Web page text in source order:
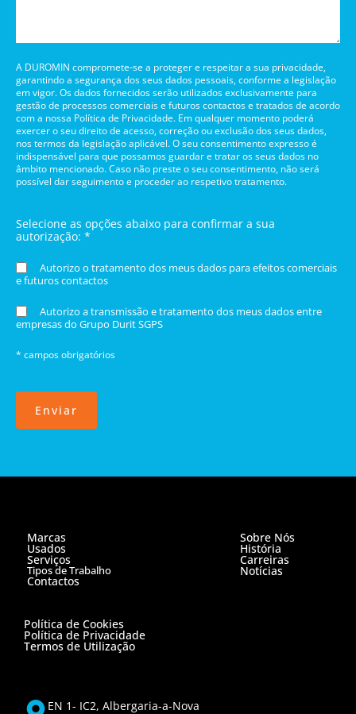
A DUROMIN compromete-se a proteger e respeitar a sua privacidade,
garantindo a segurança dos seus dados pessoais, conforme a legislação
em vigor. Os dados fornecidos serão utilizados exclusivamente para
gestão de processos comerciais e futuros contactos e tratados de acordo
com a nossa Política de Privacidade. Em qualquer momento poderá
exercer o seu direito de acesso, correção ou exclusão dos seus dados,
nos termos da legislação aplicável. O seu consentimento expresso é
indispensável para que possamos guardar e tratar os seus dados no
âmbito mencionado. Caso não preste o seu consentimento, não será
possível dar seguimento e proceder ao respetivo tratamento.
Selecione as opções abaixo para confirmar a sua
autorização: *
Autorizo o tratamento dos meus dados para efeitos comerciais
e futuros contactos
Autorizo a transmissão e tratamento dos meus dados entre
empresas do Grupo Durit SGPS
* campos obrigatórios
Enviar
Marcas
Usados
Serviços
Tipos de Trabalho
Contactos
Sobre Nós
História
Carreiras
Notícias
Política de Cookies
Política de Privacidade
Termos de Utilização
EN 1- IC2, Albergaria-a-Nova